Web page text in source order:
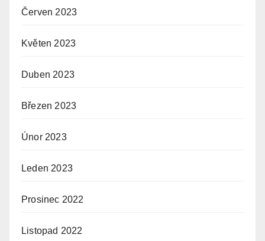
Červen 2023
Květen 2023
Duben 2023
Březen 2023
Únor 2023
Leden 2023
Prosinec 2022
Listopad 2022